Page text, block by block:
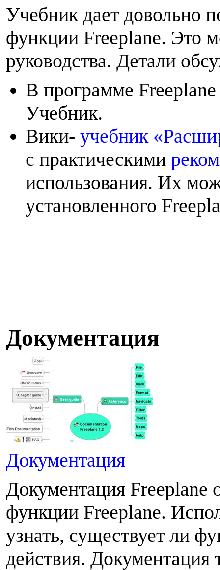
Учебник дает довольно
функции Freeplane. Это
руководства. Детали
В программе
Учебник.
Вики- учебник
с практическими
использования. Их
установленного
Документация
Документация
Документация Freeplane
функции Freeplane.
узнать, существует ли
действия. Документация